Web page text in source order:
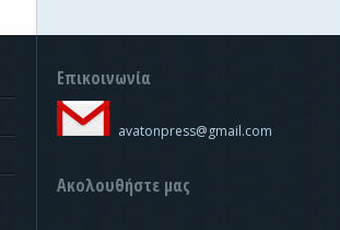
Επικοινωνία
avatonpress@gmail.com
Ακολουθήστε μας